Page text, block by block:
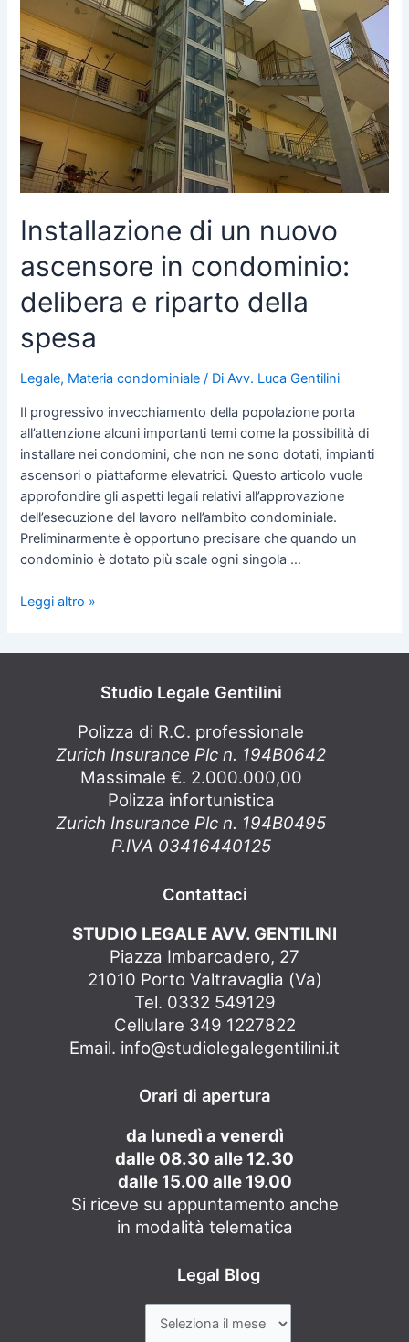
Installazione di un nuovo
ascensore in condominio:
delibera e riparto della
spesa
Legale, Materia condominiale / DiAvv. Luca Gentilini
Il progressivo invecchiamento della popolazione porta
all’attenzione alcuni importanti temi come la possibilità di
installare nei condomini, che non ne sono dotati, impianti
ascensori o piattaforme elevatrici. Questo articolo vuole
approfondire gli aspetti legali relativi all’approvazione
dell’esecuzione del lavoro nell’ambito condominiale.
Preliminarmente è opportuno precisare che quando un
condominio è dotato più scale ogni singola …
ascensore
condominio:
delibera
riparto
della
spesa
Leggi altro »
Studio Legale Gentilini
Polizza di R.C. professionale
Zurich Insurance Plc n. 194B0642
Massimale €. 2.000.000,00
Polizza infortunistica
Zurich Insurance Plc n. 194B0495
P.IVA 03416440125
Contattaci
STUDIO LEGALE AVV. GENTILINI
Piazza Imbarcadero, 27
21010 Porto Valtravaglia (Va)
Tel. 0332 549129
Cellulare 349 1227822
Email. info@studiolegalegentilini.it
Orari di apertura
da lunedì a venerdì
dalle 08.30 alle 12.30
dalle 15.00 alle 19.00
Si riceve su appuntamento anche
in modalità telematica
Legal Blog